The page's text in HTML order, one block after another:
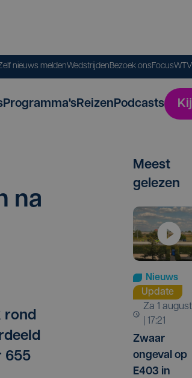
nieuws meldenWedstrijdenBezoek ons
Programma'sReizenPodcasts
na
rond
655
Meest
gelezen
Nieuws
Update
za 1 augustus
| 17:21
Zwaar
ongeval op
E403 in